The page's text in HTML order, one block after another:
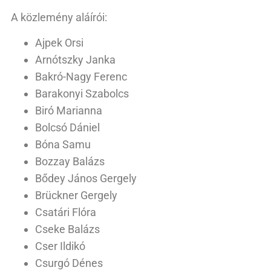
A közlemény aláírói:
Ajpek Orsi
Arnótszky Janka
Bakró-Nagy Ferenc
Barakonyi Szabolcs
Biró Marianna
Bolcsó Dániel
Bóna Samu
Bozzay Balázs
Bődey János Gergely
Brückner Gergely
Csatári Flóra
Cseke Balázs
Cser Ildikó
Csurgó Dénes